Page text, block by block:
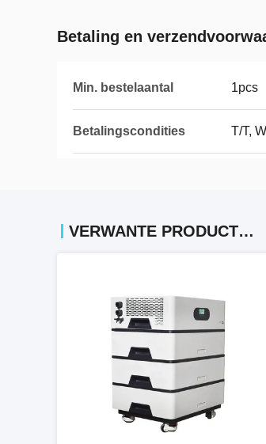
Betaling en
Min. bestelaantal 1pcs
Betalingscondities T/T,
VERWANTE PRODUCTEN